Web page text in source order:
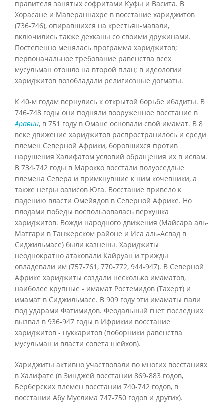
правителя занятых софритами Куфы и Васита. В
Хорасане и Мавераннахре в восстание хариджитов
(736-746), опиравшихся на крестьян-мавали,
включились также дехканы со своими дружинами.
Постепенно менялась программа хариджитов;
первоначальное требование равенства всех
мусульман отошло на второй план; в идеологии
хариджитов возобладали религиозные догматы.
К 40-м годам вернулись к открытой борьбе ибадиты. В
746-748 годы они подняли вооруженное восстание в
Аравии, в 751 году в Омане основали свой имамат. В 8
веке движение хариджитов распространилось и среди
племен Северной Африки, боровшихся против
нарушения Халифатом условий обращения их в ислам.
В 734-742 годы в Марокко восстали полуоседлые
племена Севера и примкнувшие к ним кочевники, а
также негры оазисов Юга. Восстание привело к
падению власти Омейядов в Северной Африке. Но
плодами победы воспользовалась верхушка
хариджитов. Вожди народного движения (Майсара аль-
Матгари в Танжерском районе и Иса аль-Асвад в
Сиджильмасе) были казнены. Хариджиты
неоднократно атаковали Кайруан и трижды
овладевали им (757-761, 770-772, 944-947). В Северной
Африке хариджиты создали несколько имаматов,
наиболее крупные - имамат Ростемидов (Тахерт) и
имамат в Сиджильмасе. В 909 году эти имаматы пали
под ударами Фатимидов. Феодальный гнет последних
вызвал в 936-947 годы в Ифрикии восстание
хариджитов - нуккаритов (поборники равенства
мусульман и власти совета шейхов).
Хариджиты активно участвовали во многих восстаниях
в Халифате (в Зинджей восстании 869-883 годов,
Берберских племен восстании 740-742 годов, в
восстании Абу Муслима 747-750 годов и других).